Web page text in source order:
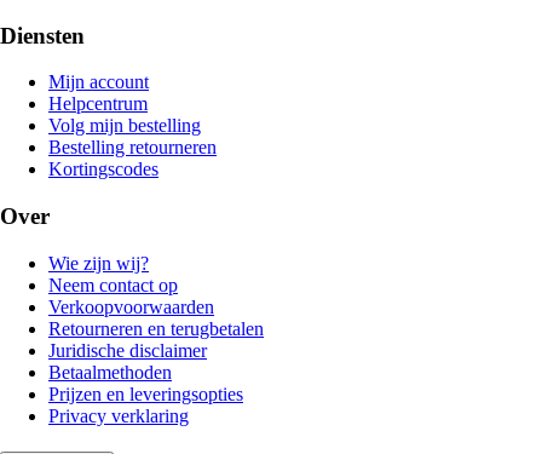
Diensten
Mijn account
Helpcentrum
Volg mijn bestelling
Bestelling retourneren
Kortingscodes
Over
Wie zijn wij?
Neem contact op
Verkoopvoorwaarden
Retourneren en terugbetalen
Juridische disclaimer
Betaalmethoden
Prijzen en leveringsopties
Privacy verklaring